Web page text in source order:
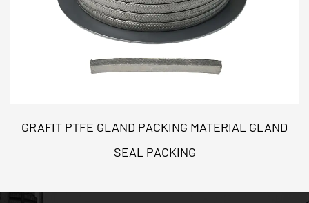
GRAFIT PTFE GLAND PACKING MATERIAL GLAND
SEAL PACKING